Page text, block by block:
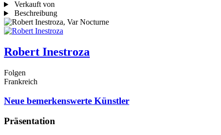
Verkauft von
Beschreibung
Robert Inestroza
Folgen
Frankreich
Neue bemerkenswerte Künstler
Präsentation